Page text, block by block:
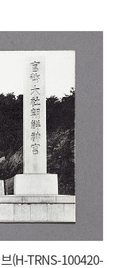
(H-TRNS-100420-